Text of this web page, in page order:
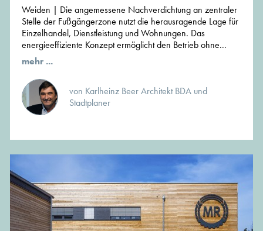
Weiden | Die angemessene Nachverdichtung an zentraler
Stelle der Fußgängerzone nutzt die herausragende Lage für
Einzelhandel, Dienstleistung und Wohnungen. Das
energieeffiziente Konzept ermöglicht den Betrieb ohne...
mehr ...
von Karlheinz Beer Architekt BDA und
Stadtplaner